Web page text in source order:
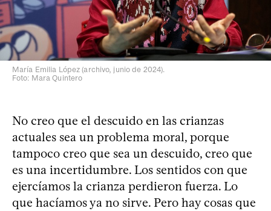
María Emilia López (archivo, junio de 2024).
Foto: Mara Quintero
No creo que el descuido en las crianzas
actuales sea un problema moral, porque
tampoco creo que sea un descuido, creo que
es una incertidumbre. Los sentidos con que
ejercíamos la crianza perdieron fuerza. Lo
que hacíamos ya no sirve. Pero hay cosas que